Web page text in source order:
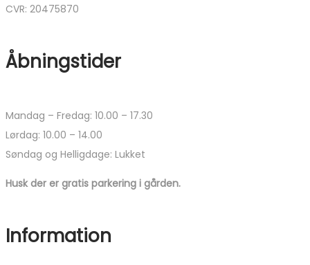
CVR: 20475870
Åbningstider
Mandag – Fredag: 10.00 – 17.30
Lørdag: 10.00 – 14.00
Søndag og Helligdage: Lukket
Husk der er gratis parkering i gården.
Information